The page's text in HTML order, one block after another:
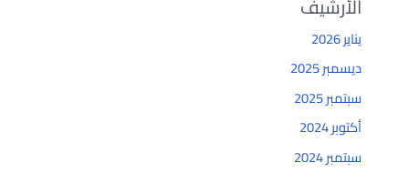
يناير 2026
ديسمبر 2025
سبتمبر 2025
أكتوبر 2024
سبتمبر 2024